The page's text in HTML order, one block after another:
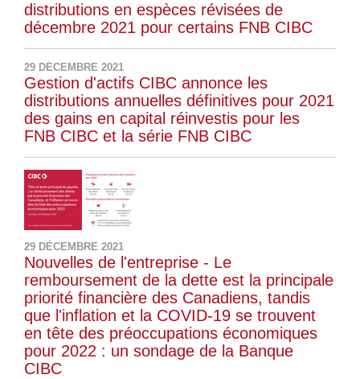
distributions en espèces révisées de
décembre 2021 pour certains FNB CIBC
29 DÉCEMBRE 2021
Gestion d'actifs CIBC annonce les
distributions annuelles définitives pour 2021
des gains en capital réinvestis pour les
FNB CIBC et la série FNB CIBC
29 DÉCEMBRE 2021
Nouvelles de l'entreprise - Le
remboursement de la dette est la principale
priorité financière des Canadiens, tandis
que l'inflation et la COVID-19 se trouvent
en tête des préoccupations économiques
pour 2022 : un sondage de la Banque
CIBC